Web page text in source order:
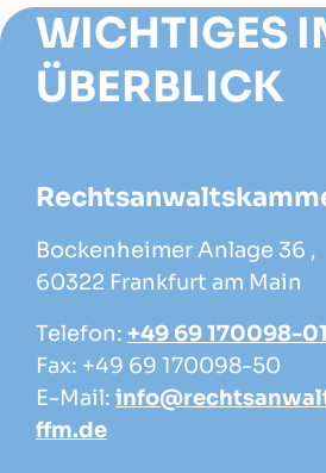
WICHTIGES
ÜBERBLICK
Bockenheimer Anlage 36 ,
60322 Frankfurt am Main
Telefon: +49 69 170098-01
Fax: +49 69 170098-50
E-Mail:
ffm.de